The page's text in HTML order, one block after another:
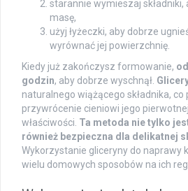
starannie wymieszaj składniki,
masę,
użyj łyżeczki, aby dobrze
wyrównać jej powierzchnię.
Kiedy już zakończysz formowanie,
godzin, aby dobrze wyschnął.
naturalnego wiążącego składnika, co
przywrócenie cieniowi jego
właściwości. Ta metoda nie tylko
również bezpieczna dla delikatnej
Wykorzystanie gliceryny do naprawy
wielu domowych sposobów na ich